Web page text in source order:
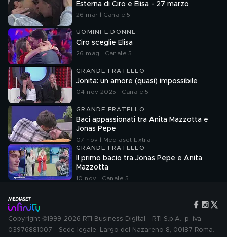
Esterna di Ciro e Elisa - 27 marzo
26 mar | Canale 5
UOMINI E DONNE
Ciro sceglie Elisa
26 mag | Canale 5
GRANDE FRATELLO
Jonita: un amore (quasi) impossibile
04 nov 2025 | Canale 5
GRANDE FRATELLO
Baci appassionati tra Anita Mazzotta e
Jonas Pepe
07 nov | Mediaset Extra
GRANDE FRATELLO
Il primo bacio tra Jonas Pepe e Anita
Mazzotta
10 nov | Canale 5
Copyright ©1999-2026 RTI Business Digital - RTI S.p.A.: p. iva
03976881007 - Sede legale: Largo del Nazareno 8, 00187 Roma.